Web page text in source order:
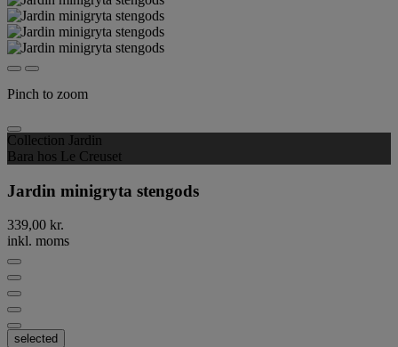
Pinch to zoom
Collection Jardin
Bara hos Le Creuset
Jardin minigryta stengods
339,00 kr.
inkl. moms
selected